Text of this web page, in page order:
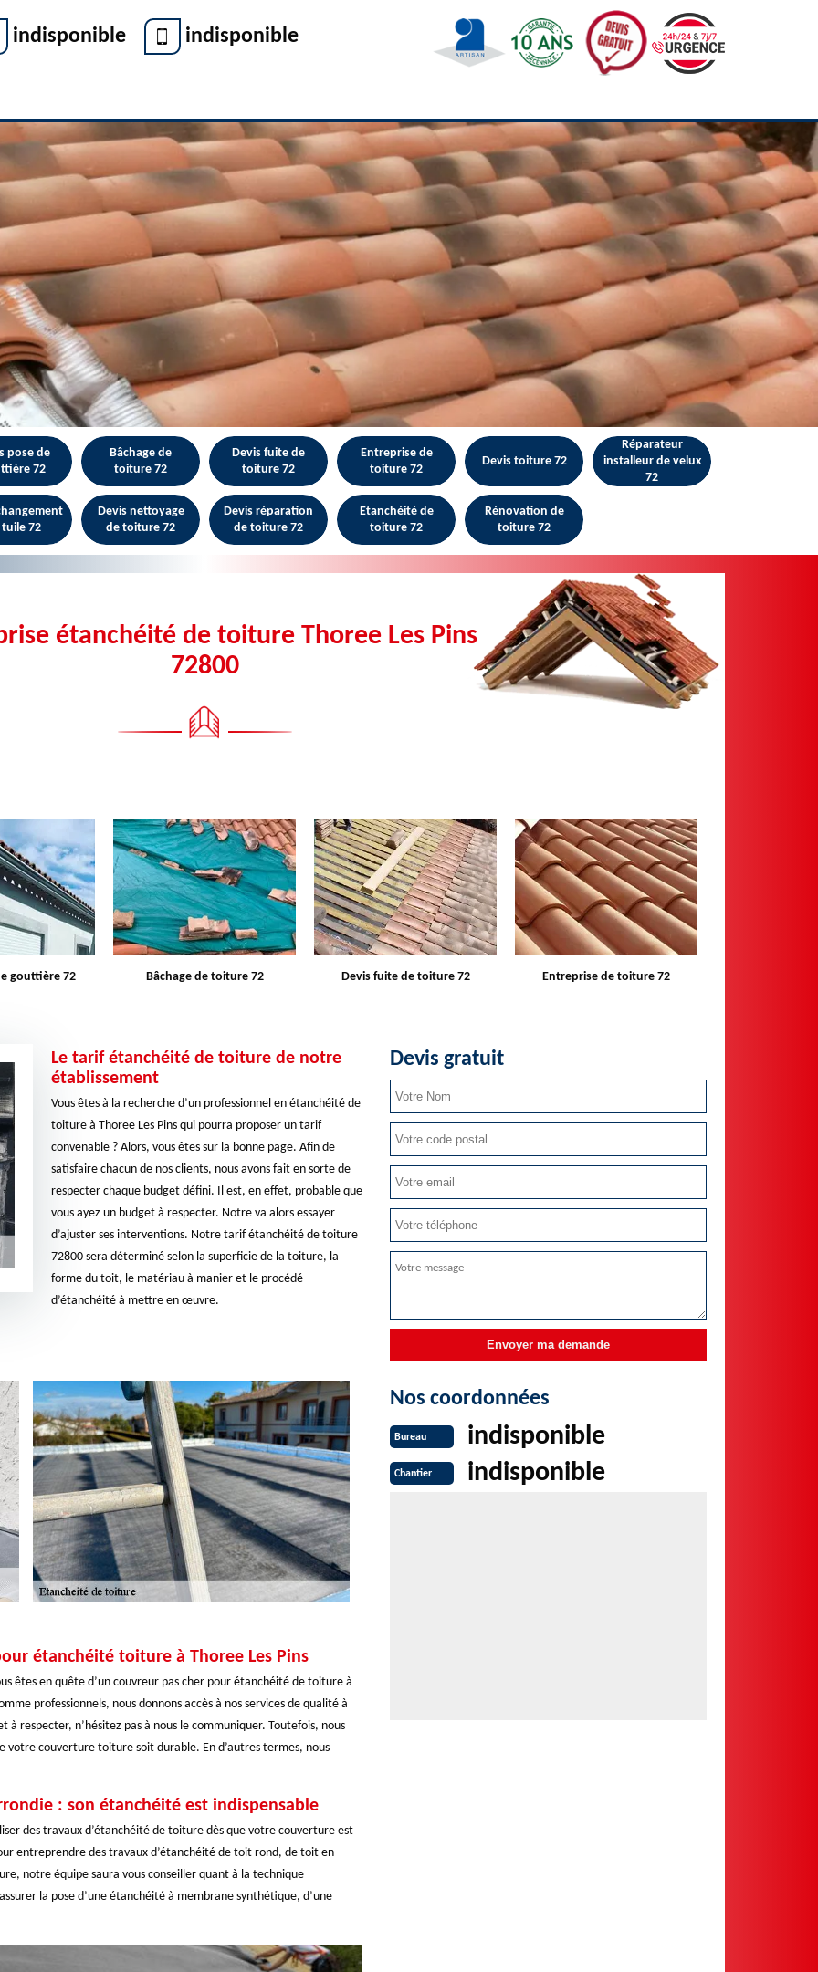
indisponible indisponible
pose de
72
Bâchage de
toiture 72
Devis fuite de
toiture 72
Entreprise de
toiture 72
Devis toiture 72
Réparateur
installeur de velux
72
72
Devis nettoyage
de toiture 72
Devis réparation
de toiture 72
Etanchéité de
toiture 72
Rénovation de
toiture 72
étanchéité de toiture Thoree Les Pins
72800
toiture 72 Devis fuite de toiture 72 Entreprise de toiture 72 Devis toiture 72
Le tarif étanchéité de toiture de notre
établissement
Vous êtes à la recherche d’un professionnel en étanchéité de
toiture à Thoree Les Pins qui pourra proposer un tarif
convenable ? Alors, vous êtes sur la bonne page. Afin de
satisfaire chacun de nos clients, nous avons fait en sorte de
respecter chaque budget défini. Il est, en effet, probable que
vous ayez un budget à respecter. Notre va alors essayer
d’ajuster ses interventions. Notre tarif étanchéité de toiture
72800 sera déterminé selon la superficie de la toiture, la
forme du toit, le matériau à manier et le procédé
d’étanchéité à mettre en œuvre.
étanchéité toiture à Thoree Les Pins
êtes en quête d’un couvreur pas cher pour étanchéité de toiture à
professionnels, nous donnons accès à nos services de qualité à
respecter, n’hésitez pas à nous le communiquer. Toutefois, nous
votre couverture toiture soit durable. En d’autres termes, nous
: son étanchéité est indispensable
des travaux d’étanchéité de toiture dès que votre couverture est
entreprendre des travaux d’étanchéité de toit rond, de toit en
notre équipe saura vous conseiller quant à la technique
la pose d’une étanchéité à membrane synthétique, d’une
Devis gratuit
Nos coordonnées
Bureau indisponible
Chantier indisponible